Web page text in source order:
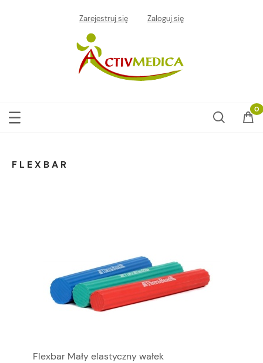
Zarejestruj się Zaloguj się
FLEXBAR
Flexbar Mały elastyczny wałek